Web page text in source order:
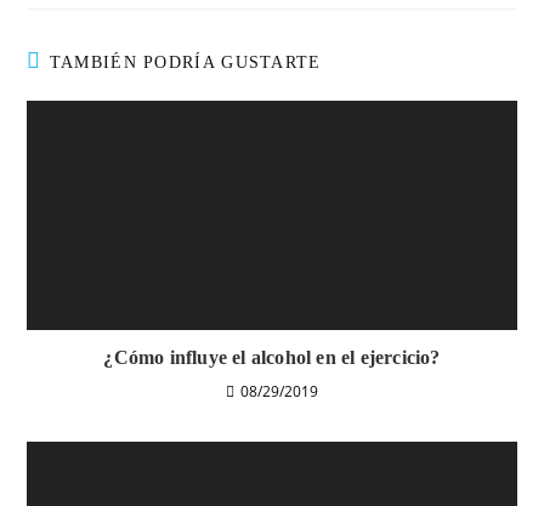
TAMBIÉN PODRÍA GUSTARTE
¿Cómo influye el alcohol en el ejercicio?
08/29/2019